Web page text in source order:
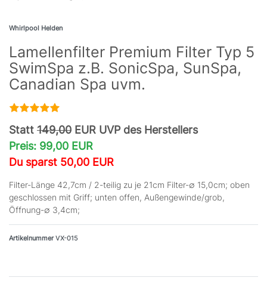
Whirlpool Helden
Lamellenfilter Premium Filter Typ 5
SwimSpa z.B. SonicSpa, SunSpa,
Canadian Spa uvm.
Statt 149,00 EUR UVP des Herstellers
Preis: 99,00 EUR
Du sparst 50,00 EUR
Filter-Länge 42,7cm / 2-teilig zu je 21cm Filter-∅ 15,0cm; oben
geschlossen mit Griff; unten offen, Außengewinde/grob,
Öffnung-∅ 3,4cm;
ArtikelnummerVX-015